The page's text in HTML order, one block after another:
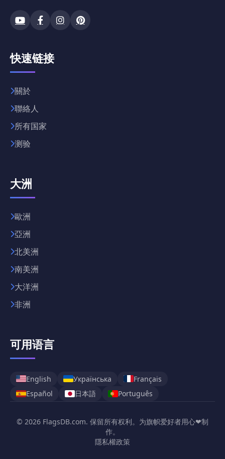
快速链接
關於
聯絡人
所有国家
测验
大洲
歐洲
亞洲
北美洲
南美洲
大洋洲
非洲
可用语言
English Українська
Français
Español
日本語 Português
© 2026 FlagsDB.com. 保留所有权利。为旗帜爱好者用心❤制
作。
隱私權政策